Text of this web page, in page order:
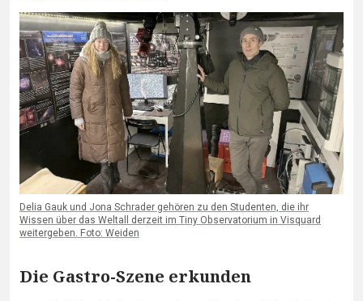
Delia Gauk und Jona Schrader gehören zu den Studenten, die ihr
Wissen über das Weltall derzeit im Tiny Observatorium in Visquard
weitergeben. Foto: Weiden
Die Gastro-Szene erkunden